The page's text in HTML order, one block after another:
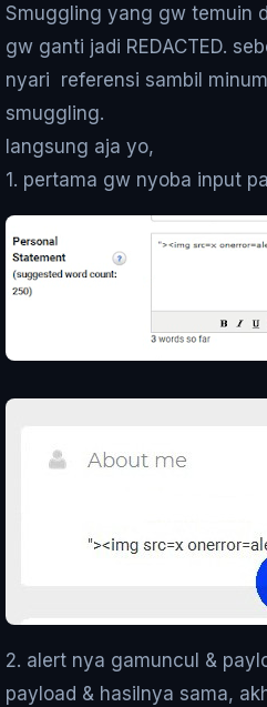
Smuggling yang gw temuin
gw ganti jadi REDACTED.
nyari referensi sambil
smuggling.
langsung aja yo,
1. pertama gw nyoba input
2. alert nya gamuncul &
payload & hasilnya sama,